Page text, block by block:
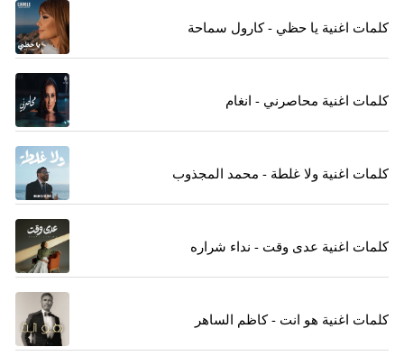
كلمات اغنية يا حظي - كارول سماحة
كلمات اغنية محاصرني - انغام
كلمات اغنية ولا غلطة - محمد المجذوب
كلمات اغنية عدى وقت - نداء شراره
كلمات اغنية هو انت - كاظم الساهر